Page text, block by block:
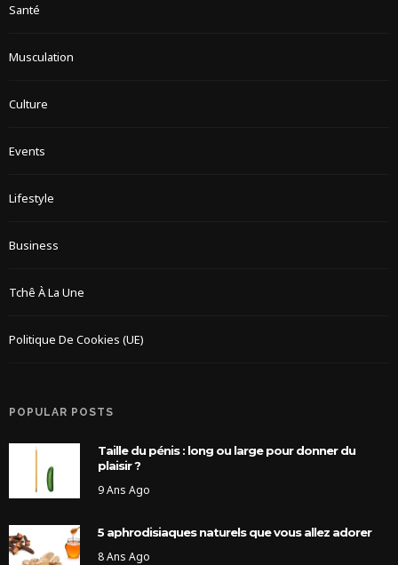
Santé
Musculation
Culture
Events
Lifestyle
Business
Tchê À La Une
Politique De Cookies (UE)
POPULAR POSTS
Taille du pénis : long ou large pour donner du
plaisir ?
9 Ans Ago
5 aphrodisiaques naturels que vous allez adorer
8 Ans Ago